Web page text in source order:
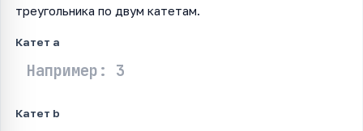
треугольника по двум катетам.
Катет a
Катет b